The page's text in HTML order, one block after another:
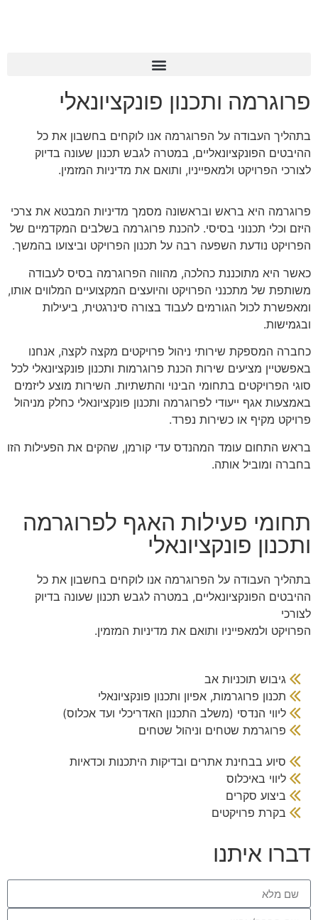
פרוגרמה ותכנון פונקציונאלי
בתהליך העבודה על הפרוגרמה אנו לוקחים בחשבון את כל
ההיבטים הפונקציונאליים, במטרה לגבש תכנון שעונה בדיוק
לצורכי הפרויקט ולמאפייניו, ותואם את מדיניות המזמין.
פרוגרמה היא בראש ובראשונה מסמך מדיניות המבטא את צרכי
היזם וכלי תכנוני בסיסי. להכנת פרוגרמה בשלבים המקדמיים של
הפרויקט נודעת השפעה רבה על תכנון הפרויקט וביצועו בהמשך.
כאשר היא מתוכננת כהלכה, מהווה הפרוגרמה בסיס לעבודה
משותפת של מתכנני הפרויקט והיועצים המקצועיים המלווים אותו,
ומאפשרת לכול הגורמים לעבוד בצורה סינרגטית, ביעילות
ובגמישות.
כחברה המספקת שירותי ניהול פרויקטים מקצה לקצה, אנחנו
באפשטיין מציעים שירות הכנת פרוגרמות ותכנון פונקציונאלי לכל
סוגי הפרויקטים בתחומי הבינוי והתשתיות. השירות מוצע ליזמים
באמצעות אגף ייעודי לפרוגרמה ותכנון פונקציונאלי כחלק מניהול
פרויקט מקיף או כשירות נפרד.
בראש התחום עומד המהנדס עדי קורמן, שהקים את הפעילות הזו
בחברה ומוביל אותה.
תחומי פעילות האגף לפרוגרמה
ותכנון פונקציונאלי
בתהליך העבודה על הפרוגרמה אנו לוקחים בחשבון את כל
ההיבטים הפונקציונאליים, במטרה לגבש תכנון שעונה בדיוק
לצורכי
הפרויקט ולמאפייניו ותואם את מדיניות המזמין.
גיבוש תוכניות אב
תכנון פרוגרמות, אפיון ותכנון פונקציונאלי
ליווי הנדסי (משלב התכנון האדריכלי ועד אכלוס)
פרוגרמת שטחים וניהול שטחים
סיוע בבחינת אתרים ובדיקות היתכנות וכדאיות
ליווי באיכלוס
ביצוע סקרים
בקרת פרויקטים
דברו איתנו